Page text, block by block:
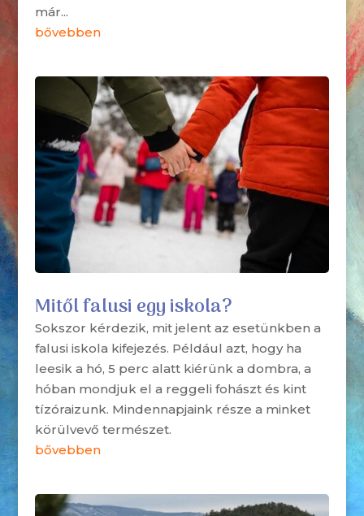
már...
bővebben
Mitől falusi egy iskola?
Sokszor kérdezik, mit jelent az esetünkben a
falusi iskola kifejezés. Például azt, hogy ha
leesik a hó, 5 perc alatt kiérünk a dombra, a
hóban mondjuk el a reggeli fohászt és kint
tízóraizunk. Mindennapjaink része a minket
körülvevő természet.
bővebben